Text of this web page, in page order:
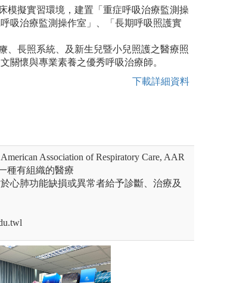
模擬實習環境，建置「重症呼吸治療監測操
吸治療監測操作室」、「長期呼吸照護實
、長照系統、及新生兒暨小兒照護之醫療照
關懷與專業素養之優秀呼吸治療師。
下載詳細資料
Association of Respiratory Care, AAR
種有組織的醫療
心肺功能缺損或異常者給予診斷、治療及